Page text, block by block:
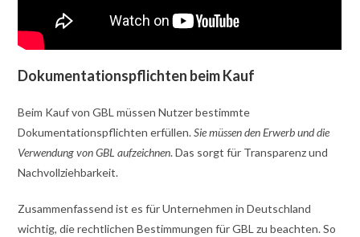
Dokumentationspflichten beim Kauf
Beim Kauf von GBL müssen Nutzer bestimmte
Dokumentationspflichten erfüllen.Sie müssen den Erwerb und die
Verwendung von GBL aufzeichnen. Das sorgt für Transparenz und
Nachvollziehbarkeit.
Zusammenfassend ist es für Unternehmen in Deutschland
wichtig, die rechtlichen Bestimmungen für GBL zu beachten. So